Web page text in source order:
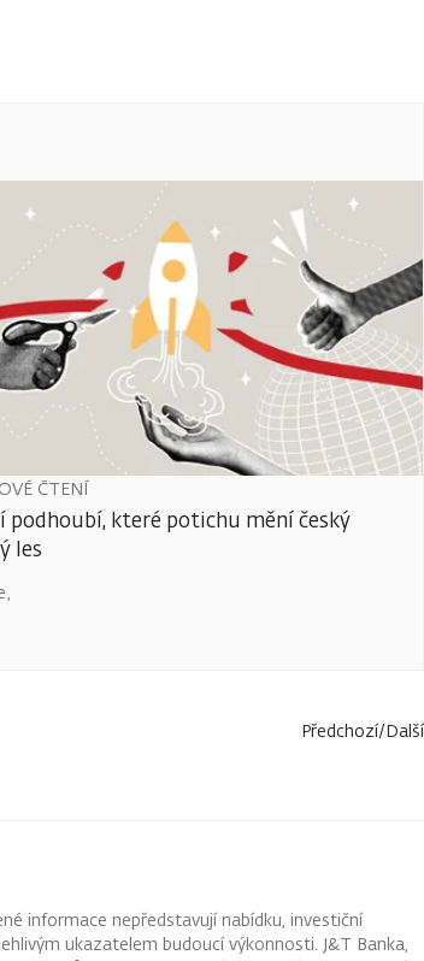
ČTENÍ
podhoubí, které potichu mění český
les
,
Předchozí/Další
informace nepředstavují nabídku, investiční
ukazatelem budoucí výkonnosti. J&T Banka,